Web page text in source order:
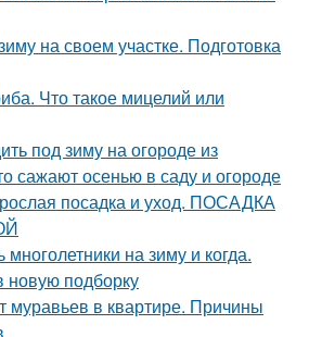
на своем участке. Подготовка
Что такое мицелий или
под зиму на огороде из
сажают осенью в саду и огороде
посадка и уход. ПОСАДКА
на зиму и когда.
новую подборку
муравьев в квартире. Причины